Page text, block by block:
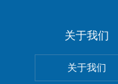
关于我们
关于我们